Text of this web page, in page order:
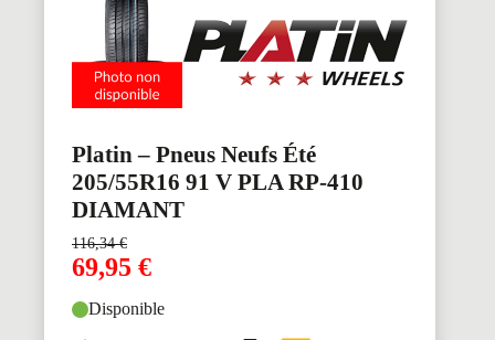
Platin – Pneus Neufs Été
205/55R16 91 V PLA RP-410
DIAMANT
116,34€
69,95 €
Disponible